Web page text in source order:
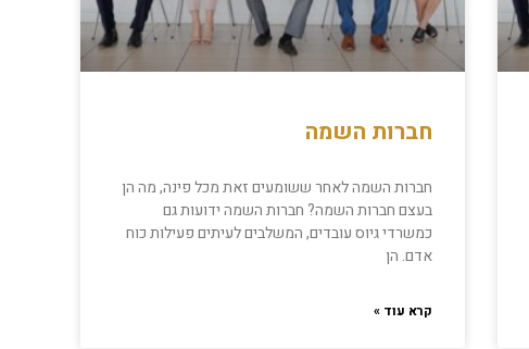
חברות השמה
חברות השמה לאחר ששומעים זאת מכל פינה, מה הן
בעצם חברות השמה? חברות השמה ידועות גם
כמשרדי גיוס עובדים, המשלבים לעיתים פעילות כוח
אדם. הן
קרא עוד »